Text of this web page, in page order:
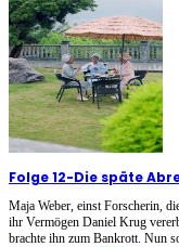
Folge 12-Die späte
Maja Weber, einst Forscherin,
ihr Vermögen Daniel Krug
brachte ihn zum Bankrott. Nun